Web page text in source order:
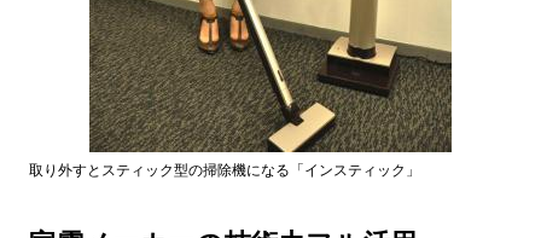
取り外すとスティック型の掃除機になる「インスティック」